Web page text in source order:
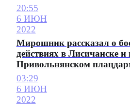
20:55
6 ИЮН
2022
Мирошник рассказал о
действиях в Лисичанске и
Привольнянском
03:29
6 ИЮН
2022